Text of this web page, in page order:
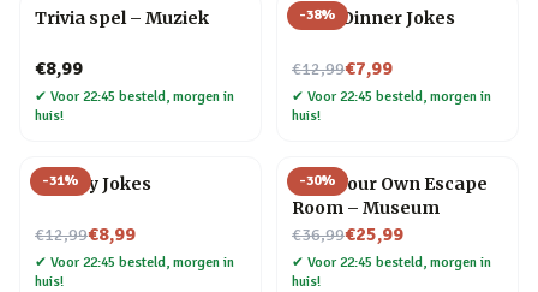
Trivia spel – Muziek
€8,99
✔ Voor 22:45 besteld, morgen in
huis!
-38%
After Dinner Jokes
€12,99
Nu voor€7,99
✔ Voor 22:45 besteld, morgen in
huis!
-31%
Cheesy Jokes
€12,99
Nu voor€8,99
✔ Voor 22:45 besteld, morgen in
huis!
-30%
Host Your Own Escape
Room – Museum
€36,99
Nu voor€25,99
✔ Voor 22:45 besteld, morgen in
huis!